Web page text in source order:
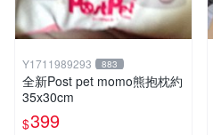
Y1711989293 883
全新Post pet momo熊抱枕約
35x30cm
$399